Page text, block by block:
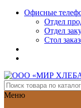
Офисные
Отдел
Отдел
Стол
Меню